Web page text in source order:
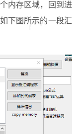
内存区域，回到进
下图所示的一段汇